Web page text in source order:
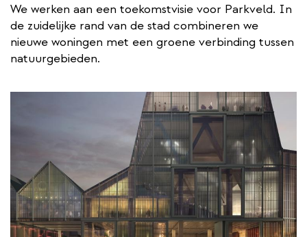
We werken aan een toekomstvisie voor Parkveld. In
de zuidelijke rand van de stad combineren we
nieuwe woningen met een groene verbinding tussen
natuurgebieden.